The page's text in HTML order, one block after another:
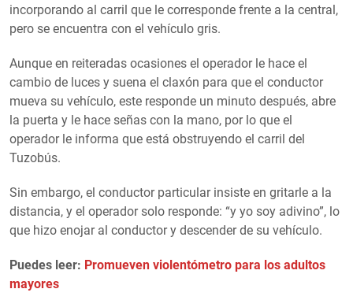
incorporando al carril que le corresponde frente a la central,
pero se encuentra con el vehículo gris.
Aunque en reiteradas ocasiones el operador le hace el
cambio de luces y suena el claxón para que el conductor
mueva su vehículo, este responde un minuto después, abre
la puerta y le hace señas con la mano, por lo que el
operador le informa que está obstruyendo el carril del
Tuzobús.
Sin embargo, el conductor particular insiste en gritarle a la
distancia, y el operador solo responde: “y yo soy adivino”, lo
que hizo enojar al conductor y descender de su vehículo.
Puedes leer: Promueven violentómetro para los adultos
mayores